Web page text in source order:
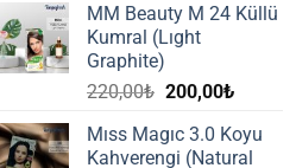
MM Beauty M 24 Küllü
Kumral (Lıght
Graphite)
220,00₺ Orijinal
220,00₺.
200,00₺Şu
fiyat:
Mıss Magıc 3.0 Koyu
Kahverengi (Natural